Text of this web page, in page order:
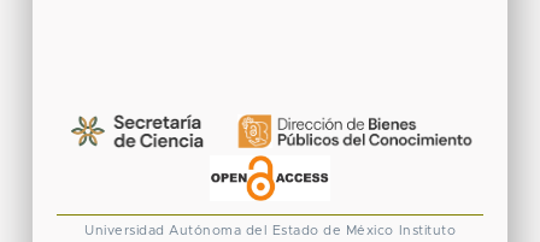
Universidad Autónoma del Estado de México Instituto